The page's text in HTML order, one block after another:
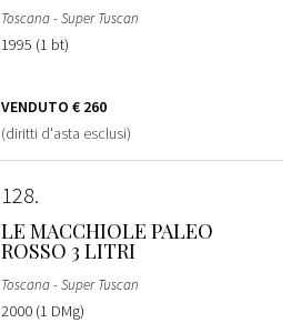
Toscana - Super Tuscan
1995 (1 bt)
VENDUTO € 260
(diritti d'asta esclusi)
128
LE MACCHIOLE PALEO
ROSSO 3 LITRI
Toscana - Super Tuscan
2000 (1 DMg)